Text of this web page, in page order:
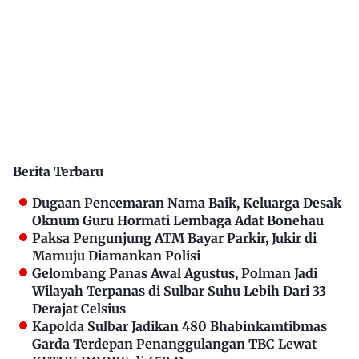
Berita Terbaru
Dugaan Pencemaran Nama Baik, Keluarga Desak
Oknum Guru Hormati Lembaga Adat Bonehau
Paksa Pengunjung ATM Bayar Parkir, Jukir di
Mamuju Diamankan Polisi
Gelombang Panas Awal Agustus, Polman Jadi
Wilayah Terpanas di Sulbar Suhu Lebih Dari 33
Derajat Celsius
Kapolda Sulbar Jadikan 480 Bhabinkamtibmas
Garda Terdepan Penanggulangan TBC Lewat